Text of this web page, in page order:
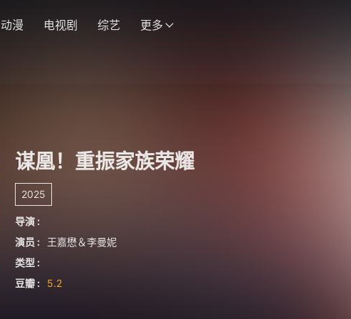
动漫 电视剧 综艺 更多
谋凰！重振家族荣耀
2025
导演 :
演员 :
王嘉懋＆李曼妮
类型 :
豆瓣 :
5.2